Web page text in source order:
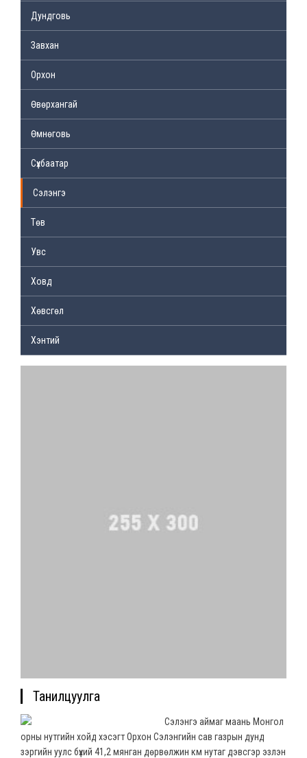
Дундговь
Завхан
Орхон
Өвөрхангай
Өмнөговь
Сүхбаатар
Сэлэнгэ
Төв
Увс
Ховд
Хөвсгөл
Хэнтий
Танилцуулга
Сэлэнгэ аймаг маань Монгол
орны нутгийн хойд хэсэгт Орхон Сэлэнгийн сав газрын дунд
зэргийн уулс бүхий 41,2 мянган дөрвөлжин км нутаг дэвсгэр эзлэн